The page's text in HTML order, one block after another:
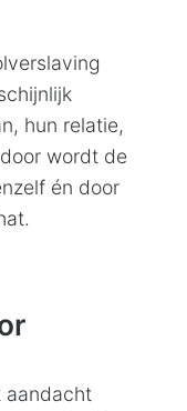
hun relatie,
wordt de
én door
aandacht